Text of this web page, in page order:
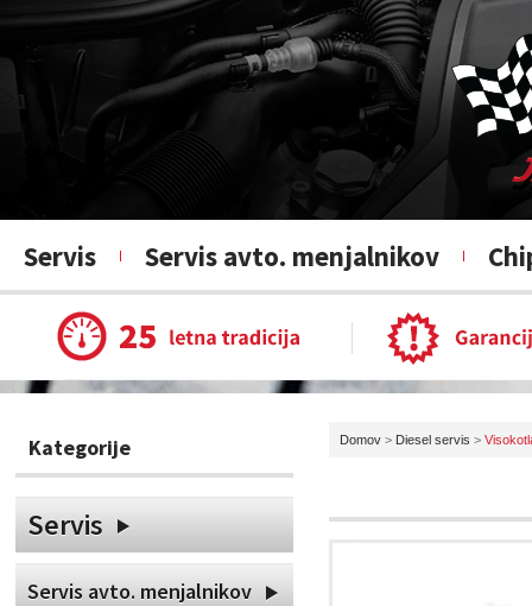
Servis Servis avto. menjalnikov
Kategorije
Servis
Servis avto. menjalnikov
Domov > Diesel servis >